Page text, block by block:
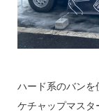
よくあるご質問
ハード系のバンを
ケチャップマスタ